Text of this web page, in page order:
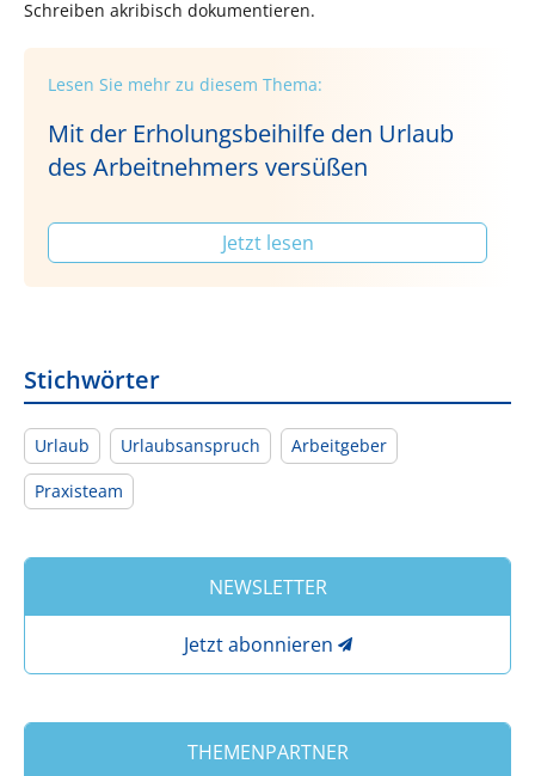
Schreiben akribisch dokumentieren.
Lesen Sie mehr zu diesem Thema:
Mit der Erholungsbeihilfe den Urlaub
des Arbeitnehmers versüßen
Jetzt lesen
Stichwörter
Urlaub Urlaubsanspruch
Arbeitgeber
Praxisteam
NEWSLETTER
Jetzt abonnieren
THEMENPARTNER